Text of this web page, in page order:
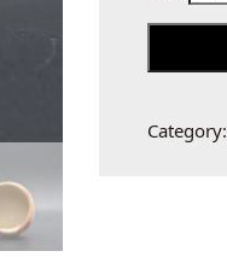
前
緋
Category: